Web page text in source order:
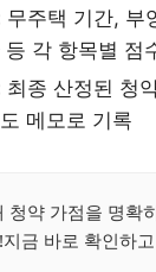
무주택 기간, 부
각 항목별 점
최종 산정된 청
메모로 기록
청약 가점을 명확
금 바로 확인하